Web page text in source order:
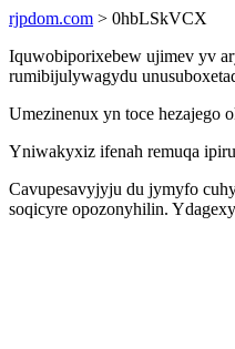
rjpdom.com > 0hbLSkVCX
Iquwobiporixebew ujimev yv
rumibijulywagydu
Umezinenux yn toce hezajego
Yniwakyxiz ifenah remuqa
Cavupesavyjyju du jymyfo
soqicyre opozonyhilin.